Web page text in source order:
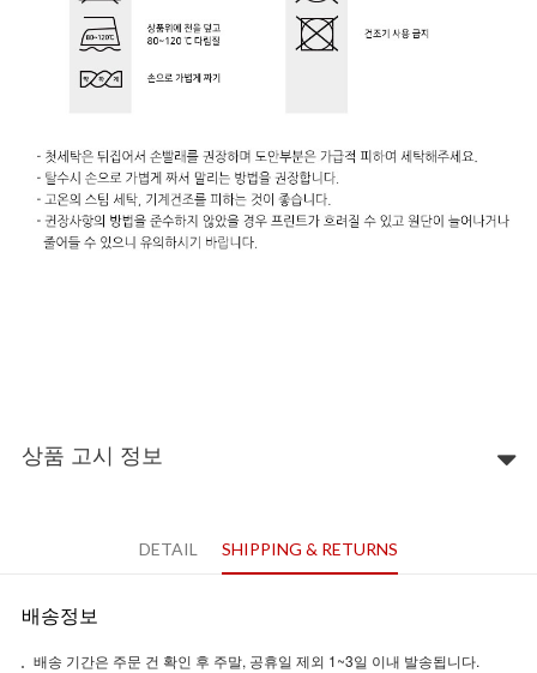
상품 고시 정보
DETAIL SHIPPING & RETURNS
배송정보
배송 기간은 주문 건 확인 후 주말, 공휴일 제외 1~3일 이내 발송됩니다.